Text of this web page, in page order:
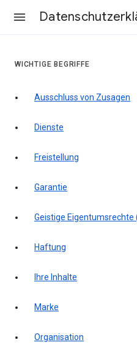
WICHTIGE BEGRIFFE
Ausschluss von Zusagen
Dienste
Freistellung
Garantie
Geistige
Haftung
Ihre Inhalte
Marke
Organisation